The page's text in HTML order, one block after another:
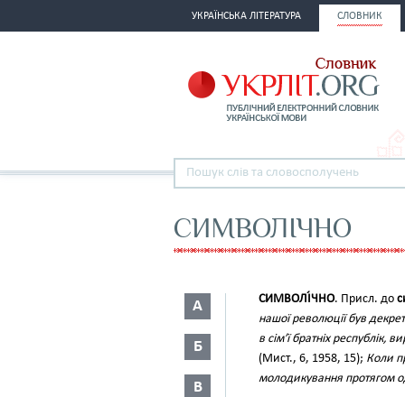
УКРАЇНСЬКА ЛІТЕРАТУРА СЛОВНИК
СИМВОЛІЧНО
А
Б
В
СИМВОЛІ́ЧНО. Присл. до
нашої революції був
в сім’ї братніх республік,
(Мист., 6, 1958, 15); Коли
молодикування протягом